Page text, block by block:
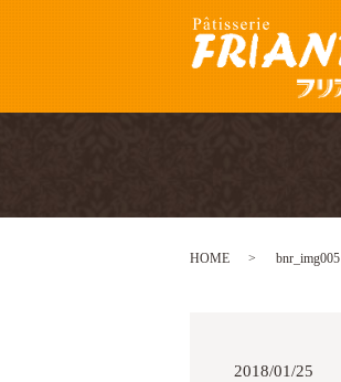
HOME bnr_img005
2018/01/25